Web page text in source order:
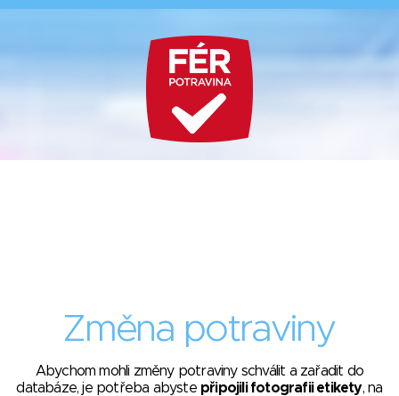
Změna potraviny
Abychom mohli změny potraviny schválit a zařadit do
databáze, je potřeba abyste připojili fotografii etikety, na